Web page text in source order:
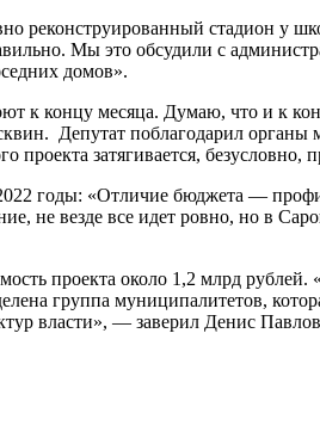
реконструированный стадион у
Мы это обсудили с
домов».
концу месяца. Думаю, что и к
Депутат поблагодарил органы
проекта затягивается, безусловно,
годы: «Отличие бюджета —
не везде все идет ровно, но в
проекта около 1,2 млрд рублей.
группа муниципалитетов,
власти», — заверил Денис